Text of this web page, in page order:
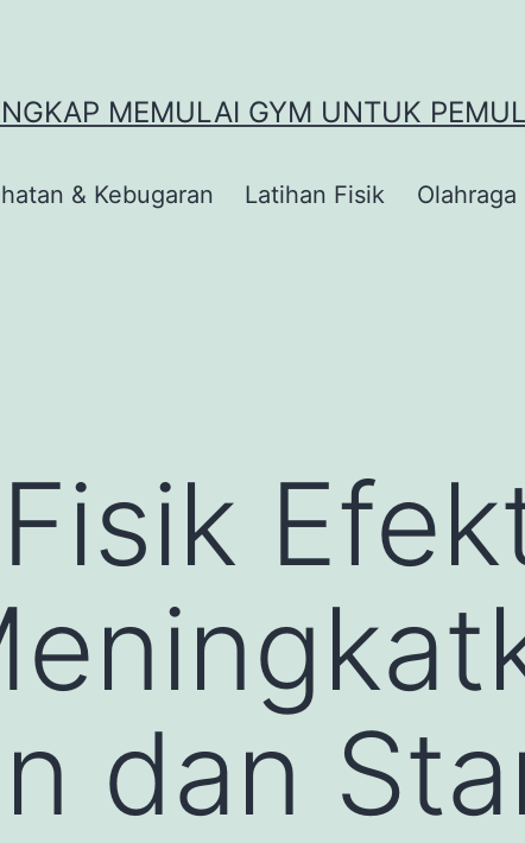
MEMULAI GYM UNTUK
& Kebugaran Latihan Fisik Olahraga
dan